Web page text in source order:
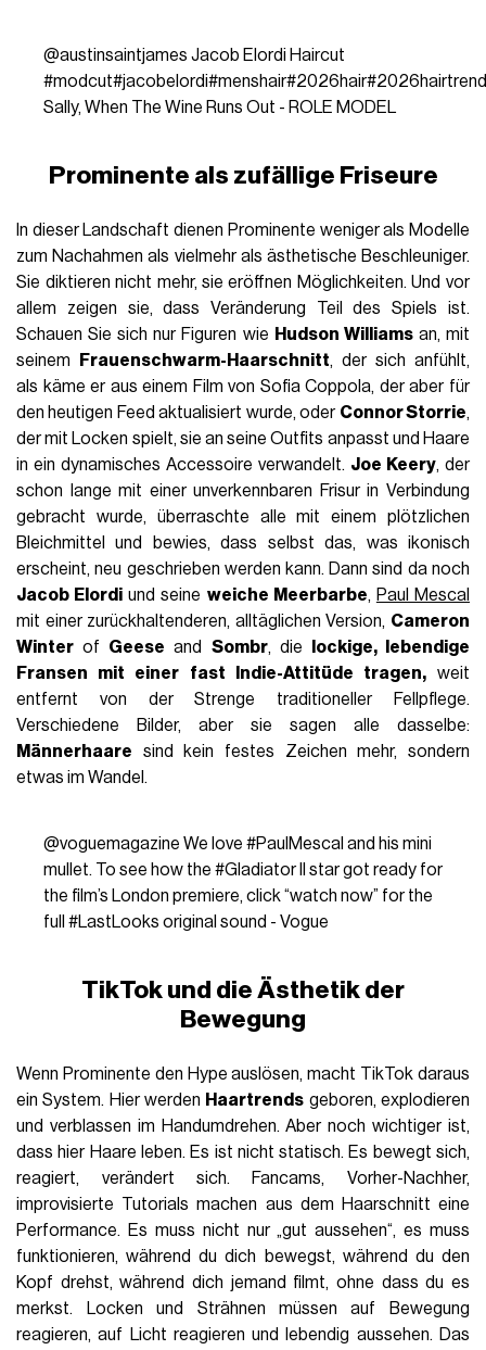
@austinsaintjames Jacob Elordi Haircut
#modcut#jacobelordi#menshair#2026hair
Sally, When The Wine Runs Out - ROLE MODEL
Prominente als zufällige Friseure
In dieser Landschaft dienen Prominente weniger als Modelle
zum Nachahmen als vielmehr als ästhetische Beschleuniger.
Sie diktieren nicht mehr, sie eröffnen Möglichkeiten. Und vor
allem zeigen sie, dass Veränderung Teil des Spiels ist.
Schauen Sie sich nur Figuren wie Hudson Williamsan, mit
seinem
Frauenschwarm-Haarschnitt, der sich anfühlt,
als käme er aus einem Film von Sofia Coppola, der aber für
den heutigen Feed aktualisiert wurde, oder Connor Storrie,
der mit Locken spielt, sie an seine Outfits anpasst und Haare
in ein dynamisches Accessoire verwandelt. Joe Keery, der
schon lange mit einer unverkennbaren Frisur in Verbindung
gebracht wurde, überraschte alle mit einem plötzlichen
Bleichmittel und bewies, dass selbst das, was ikonisch
erscheint, neu geschrieben werden kann. Dann sind da noch
Jacob Elordi und seine weiche Meerbarbe, Paul Mescal
mit einer zurückhaltenderen, alltäglichen Version, Cameron
Winter of Geese and Sombr, die
lockige, lebendige
Fransen mit einer fast Indie-Attitüde tragen,weit
entfernt von der Strenge traditioneller Fellpflege.
Verschiedene Bilder, aber sie sagen alle dasselbe:
Männerhaare sind kein festes Zeichen mehr, sondern
etwas im Wandel.
@voguemagazine We love #PaulMescal and his mini
mullet. To see how the #GladiatorII star got ready for
the film’s London premiere, click “watch now” for the
full #LastLooks original sound - Vogue
TikTok und die Ästhetik der
Bewegung
Wenn Prominente den Hype auslösen, macht TikTok daraus
ein System. Hier werden Haartrends geboren, explodieren
und verblassen im Handumdrehen. Aber noch wichtiger ist,
dass hier Haare leben. Es ist nicht statisch. Es bewegt sich,
reagiert, verändert sich. Fancams, Vorher-Nachher,
improvisierte Tutorials machen aus dem Haarschnitt eine
Performance. Es muss nicht nur „gut aussehen“, es muss
funktionieren, während du dich bewegst, während du den
Kopf drehst, während dich jemand filmt, ohne dass du es
merkst. Locken und Strähnen müssen auf Bewegung
reagieren, auf Licht reagieren und lebendig aussehen. Das